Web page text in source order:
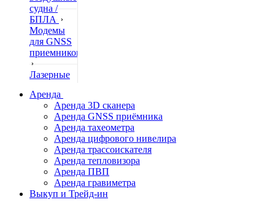
судна /
БПЛА
Модемы
для GNSS
приемников
Лазерные
Нивелиры
Теодолиты
Трассоискатели
Неразрушающий
контроль
Аксессуары
Аренда
Аренда 3D сканера
Аренда GNSS приёмника
Аренда тахеометра
Аренда цифрового нивелира
Аренда трассоискателя
Аренда тепловизора
Аренда ПВП
Аренда гравиметра
Выкуп и Трейд-ин